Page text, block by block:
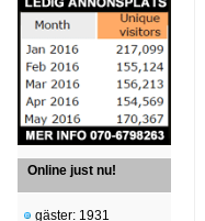
Online just nu!
gäster: 1931